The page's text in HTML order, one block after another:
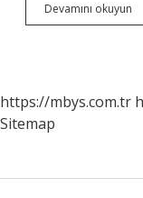
Devamını okuyun
https://mbys.com.tr
Sitemap